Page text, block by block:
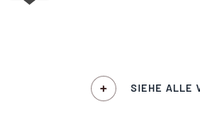
SIEHE ALLE